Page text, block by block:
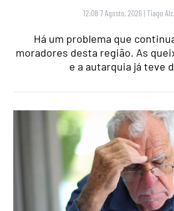
12:08 7 Agosto, 2026 |Tiago
Há um problema que
moradores desta região. As
e a autarquia já teve